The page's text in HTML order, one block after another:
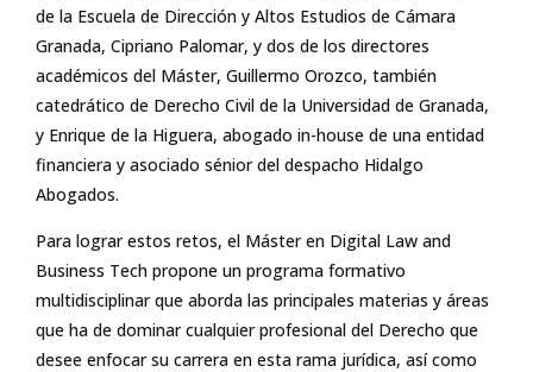
de la Escuela de Dirección y Altos Estudios de Cámara
Granada, Cipriano Palomar, y dos de los directores
académicos del Máster, Guillermo Orozco, también
catedrático de Derecho Civil de la Universidad de Granada,
y Enrique de la Higuera, abogado in-house de una entidad
financiera y asociado sénior del despacho Hidalgo
Abogados.
Para lograr estos retos, el Máster en Digital Law and
Business Tech propone un programa formativo
multidisciplinar que aborda las principales materias y áreas
que ha de dominar cualquier profesional del Derecho que
desee enfocar su carrera en esta rama jurídica, así como